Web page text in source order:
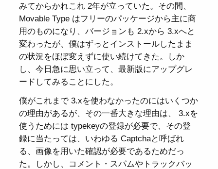
みてからかれこれ 2年が立っていた。その間、
Movable Type はフリーのパッケージから主に商
用のものになり、バージョンも 2.xから 3.xへと
変わったが、僕はずっとインストールしたまま
の状況をほぼ変えずに使い続けてきた。しか
し、今日急に思い立って、最新版にアップグレ
ードしてみることにした。
僕がこれまで 3.xを使わなかったのにはいくつか
の理由があるが、その一番大きな理由は、 3.xを
使うためには typekeyの登録が必要で、その登
録に当たっては、いわゆる Captchaと呼ばれ
る、画像を用いた確認が必要であるためだっ
た。しかし、コメント・スパムやトラックバッ